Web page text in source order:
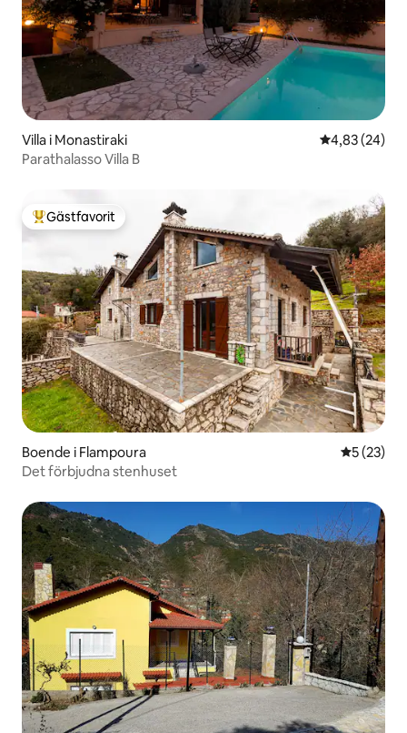
Villa i Monastiraki 4,83 av 5 i
4,83 (24)
Parathalasso Villa B
Populär gästfavorit
Gästfavorit
Boende i Flampoura 5 av 5 i
5 (23)
Det förbjudna stenhuset